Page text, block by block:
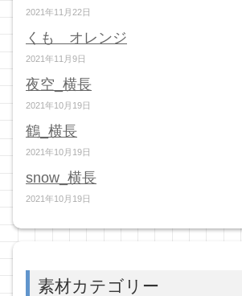
2021年11月22日
くも オレンジ
2021年11月9日
夜空_横長
2021年10月19日
鶴_横長
2021年10月19日
snow_横長
2021年10月19日
素材カテゴリー